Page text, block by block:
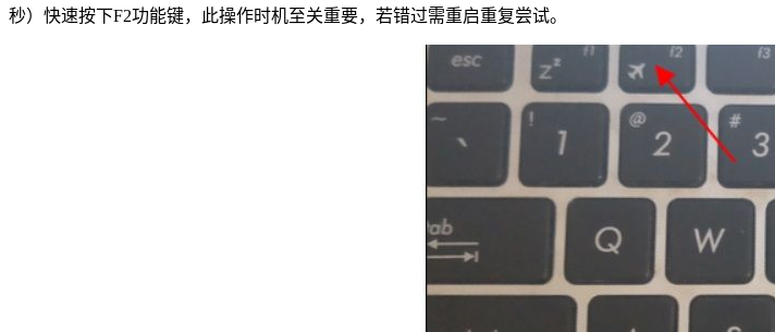
秒）快速按下F2功能键，此操作时机至关重要，若错过需重启重复尝试。